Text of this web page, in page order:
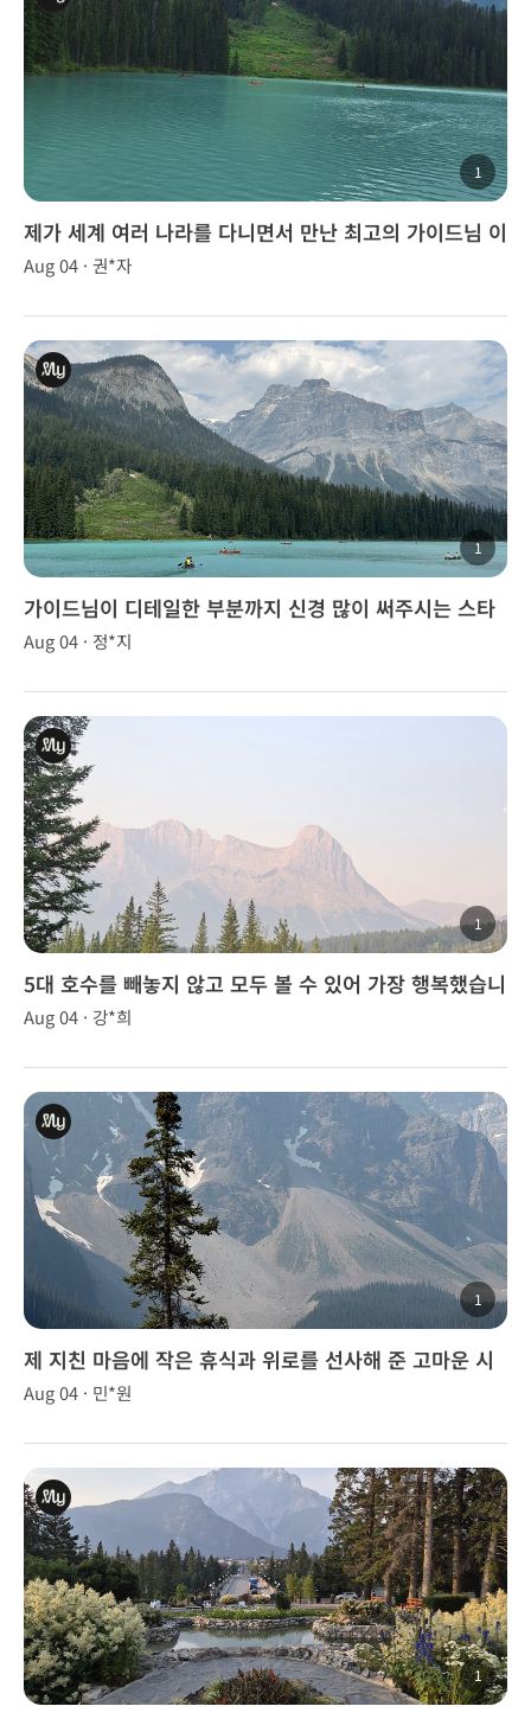
1
제가 세계 여러 나라를 다니면서 만난 최고의 가이드님 이
었습니다
Aug 04 · 권*자
1
가이드님이 디테일한 부분까지 신경 많이 써주시는 스타
일이라 투어 내내 편하게 잘 다녀왔습니다.
Aug 04 · 정*지
1
5대 호수를 빼놓지 않고 모두 볼 수 있어 가장 행복했습니
다.
Aug 04 · 강*희
1
제 지친 마음에 작은 휴식과 위로를 선사해 준 고마운 시
간
Aug 04 · 민*원
1